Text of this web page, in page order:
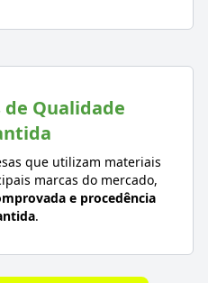
Qualidade
que utilizam materiais
marcas do mercado,
e procedência
.